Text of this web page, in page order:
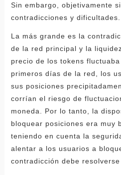
Sin embargo, objetivamente
contradicciones y dificultades.
La más grande es la
de la red principal y la
precio de los tokens
primeros días de la red, los
sus posiciones
corrían el riesgo de
moneda. Por lo tanto, la
bloquear posiciones era muy
teniendo en cuenta la
alentar a los usuarios a
contradicción debe